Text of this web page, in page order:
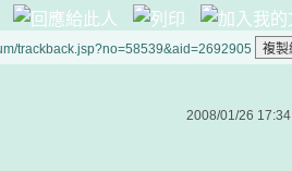
trackback.jsp?no=58539&aid=2692905
2008/01/26 17:34